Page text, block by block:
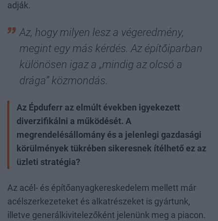
adják.
Az, hogy milyen lesz a végeredmény,
megint egy más kérdés. Az építőiparban
különösen igaz a „mindig az olcsó a
drága” közmondás.
Az Épduferr az elmúlt években igyekezett
diverzifikálni a működését. A
megrendelésállomány és a jelenlegi gazdasági
körülmények tükrében sikeresnek ítélhető ez az
üzleti stratégia?
Az acél- és építőanyagkereskedelem mellett már
acélszerkezeteket és alkatrészeket is gyártunk,
illetve generálkivitelezőként jelenünk meg a piacon.